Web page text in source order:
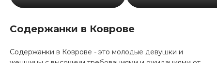
Содержанки в Коврове
Содержанки в Коврове - это молодые девушки и